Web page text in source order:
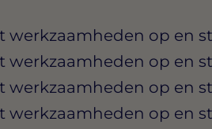
werkzaamheden op en
werkzaamheden op en
werkzaamheden op en
werkzaamheden op en